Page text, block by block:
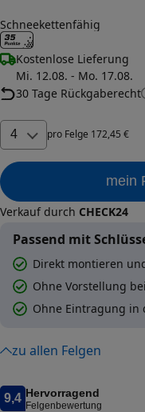
Schneekettenfähig
Kostenlose Lieferung
Mi. 12.08. - Mo. 17.08.
30 Tage Rückgaberecht
4 pro Felge 172,45 €
mein
Verkauf durch CHECK24
Passend mit
Direkt montieren
Ohne Vorstellung
Ohne Eintragung in
zu allen Felgen
9,4 Hervorragend
Felgenbewertung